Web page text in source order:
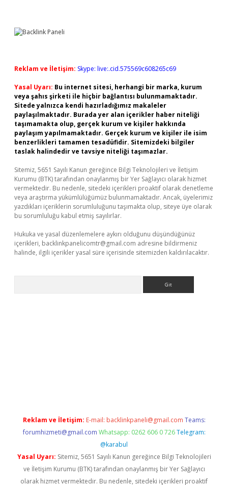
Reklam ve İletişim: Skype: live:.cid.575569c608265c69
Yasal Uyarı: Bu internet sitesi, herhangi bir marka, kurum
veya şahıs şirketi ile hiçbir bağlantısı bulunmamaktadır.
Sitede yalnızca kendi hazırladığımız makaleler
paylaşılmaktadır. Burada yer alan içerikler haber niteliği
taşımamakta olup, gerçek kurum ve kişiler hakkında
paylaşım yapılmamaktadır. Gerçek kurum ve kişiler ile isim
benzerlikleri tamamen tesadüfidir. Sitemizdeki bilgiler
taslak halindedir ve tavsiye niteliği taşımazlar.
Sitemiz, 5651 Sayılı Kanun gereğince Bilgi Teknolojileri ve İletişim
Kurumu (BTK) tarafından onaylanmış bir Yer Sağlayıcı olarak hizmet
vermektedir. Bu nedenle, sitedeki içerikleri proaktif olarak denetleme
veya araştırma yükümlülüğümüz bulunmamaktadır. Ancak, üyelerimiz
yazdıkları içeriklerin sorumluluğunu taşımakta olup, siteye üye olarak
bu sorumluluğu kabul etmiş sayılırlar.
Hukuka ve yasal düzenlemelere aykırı olduğunu düşündüğünüz
içerikleri, backlinkpanelicomtr@gmail.com adresine bildirmeniz
halinde, ilgili içerikler yasal süre içerisinde sitemizden kaldırılacaktır.
Reklam ve İletişim: E-mail: backlinkpaneli@gmail.com Teams:
forumhizmeti@gmail.com Whatsapp: 0262 606 0 726 Telegram:
@karabul
Yasal Uyarı: Sitemiz, 5651 Sayılı Kanun gereğince Bilgi Teknolojileri
ve İletişim Kurumu (BTK) tarafından onaylanmış bir Yer Sağlayıcı
olarak hizmet vermektedir. Bu nedenle, sitedeki içerikleri proaktif